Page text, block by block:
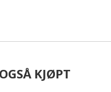
KJØPT